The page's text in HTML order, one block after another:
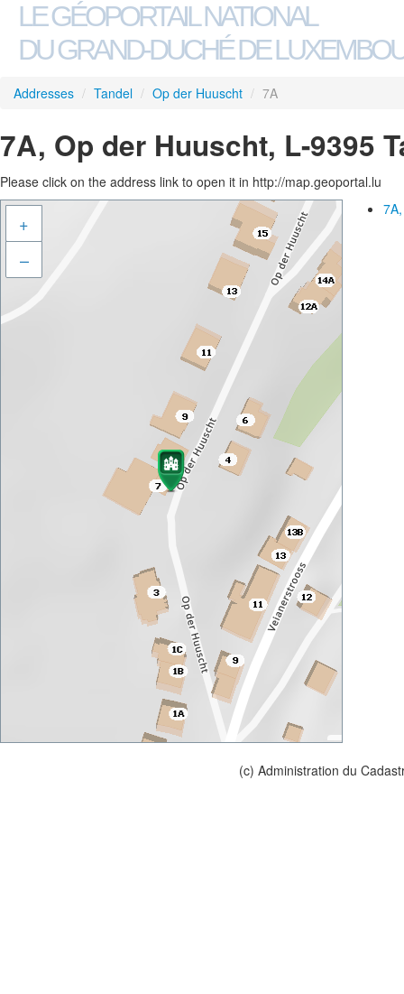
LE GÉOPORTAIL NATIONAL
DU GRAND-DUCHÉ DE
Addresses / Tandel / Op der Huuscht / 7A
7A, Op der Huuscht, L-9395
Please click on the address link to open it in http://map.geoportal.lu
+
–
(c) Administration du